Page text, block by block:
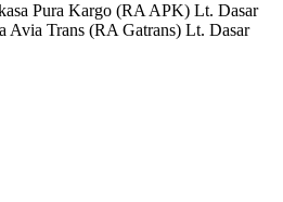
Pura Kargo (RA APK) Lt. Dasar
Avia Trans (RA Gatrans) Lt. Dasar